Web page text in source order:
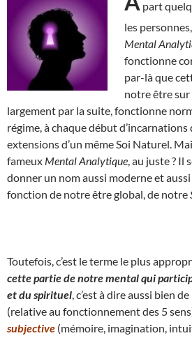
part
les
Mental
fonctionne
par-là que
notre être
largement par la suite, fonctionne
régime, à chaque début d’incarnations
extensions d’un même Soi Naturel.
fameux Mental Analytique , au juste ?
donner un nom aussi moderne et aussi
fonction de notre être global, de notre
Toutefois, c’est le terme le plus
cette partie de notre mental qui
et du spirituel , c’est à dire aussi bien
(relative au fonctionnement des 5
subjective (mémoire, imagination,